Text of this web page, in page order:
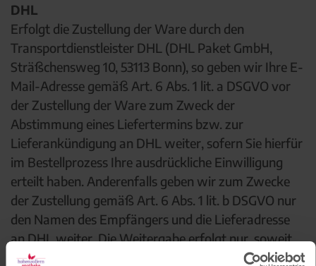
DHL
Erfolgt die Zustellung der Ware durch den
Transportdienstleister DHL (DHL Paket GmbH,
Sträßchensweg 10, 53113 Bonn), so geben wir Ihre E-
Mail-Adresse gemäß Art. 6 Abs. 1 lit. a DSGVO vor
der Zustellung der Ware zum Zweck der
Abstimmung eines Liefertermins bzw. zur
Lieferankündigung an DHL weiter, sofern Sie hierfür
im Bestellprozess Ihre ausdrückliche Einwilligung
erteilt haben. Anderenfalls geben wir zum Zwecke
der Zustellung gemäß Art. 6 Abs. 1 lit. b DSGVO nur
den Namen des Empfängers und die Lieferadresse
an DHL weiter. Die Weitergabe erfolgt nur, soweit
dies für die Warenlieferung erforderlich ist. In diesem